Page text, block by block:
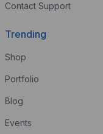
Contact Support
Trending
Shop
Portfolio
Blog
Events